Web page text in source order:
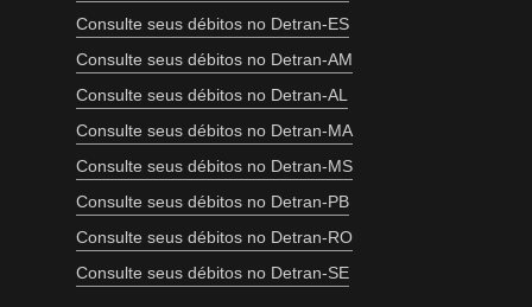
Consulte seus débitos no Detran-ES
Consulte seus débitos no Detran-AM
Consulte seus débitos no Detran-AL
Consulte seus débitos no Detran-MA
Consulte seus débitos no Detran-MS
Consulte seus débitos no Detran-PB
Consulte seus débitos no Detran-RO
Consulte seus débitos no Detran-SE